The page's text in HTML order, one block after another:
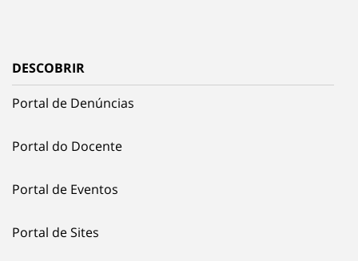
DESCOBRIR
Portal de Denúncias
Portal do Docente
Portal de Eventos
Portal de Sites